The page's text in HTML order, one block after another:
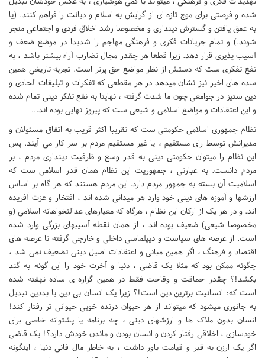
شده و فرصتی برای موج تازه ای از گرایش به اسلام و دیانت را فراهم کنند. (یا
به عمق یافتن و گسترش دینداری و مخصوصا رشد اخلاق فردی و اجتماعی منجر
شوند.) و تمام جریانات فکری و فرهنگی مهاجم را شدیدا در موضع ضعف و
آسیب پذیری قرار دهد. زیرا قطعا هر چقدر مجال تضارب آراء بیشتر باشد ، به
نفع تفکری ست که دستش از نظر مواضع حق پرتر است. تجربه تاریخی همین
سده های اخیر نیز نشان میدهد در هر مقطعی که تفکرات و تبلیغات الحادی و
دین ستیز در جوامعی چون ما شدت گرفته ، نهایتا به نفع تفکر دینی تمام شده
و این اعتقادات و مواضع اسلامی و شیعی ست که پیروز نهایی بوده اند...
نظام جمهوری اسلامی حکومتی ست که تقریبا اکثر قریب به اتفاق مسئولان و
مدیرانش توسط رای مستقیم ، یا غیر مستقیم مردم بر سر کار می آیند. پس
این نظام را میتوان حکومتی دینی به قدر وسع و ظرفیت دینداری مردم ، بر
مردم دانست. به عبارتی ، جمهوریت این نظام همان قدر اسلامی ست که
اسلامیت آن بسته به جمهور مردم دارد. این مردم هستند که هر گاه بر اساس
ارزشها و آموزه های دینی خود وارد هر میدانی شده اند ، افتخار و عزت آفریده
اند. و در هر یک از ارکان این نظام ، هرگاه که معیارهای عدالتخواهانه اسلامی (و
مخصوصا شیعی) ضعیف بوده اند ، از همان نقطه آسیبهای بزرگی وارد شده
است. از عرصه های سیاست و دیپلماسی داخلی و خارجی گرفته تا عرصه های
اقتصاد و فرهنگ ، اگر همین مبانی و اعتقادات اصیل دینی تضعیف نمی شد ،
چگونه ممکن بود که مثلا یک قاضی ، دنیا و آخرت خود را این گونه به گند
بکشد!؟ چقدر حماقت و وقاحت فقط در همین گزاره ی ساده نهفته شده
است که: انسانیت برترین دین است!؟ زیرا یک انسان بی دین یا بددین تبدیل
به جانوری میشود که میتواند از هر حیوان درنده خویی حیوانی تر رفتار کند!
انسان بدون ملاک ها و ارزشهای دینی ، چه برنامه یا پشتوانه خاصی برای
خودسازی ، اخلاقی رفتار کردن و انسان بودن و ماندن خودش دارد؟! یک قاضی
اگر یک ارزن به قبر و قیامت باور داشت ، به خاطر مال فانی دنیا ، اینگونه